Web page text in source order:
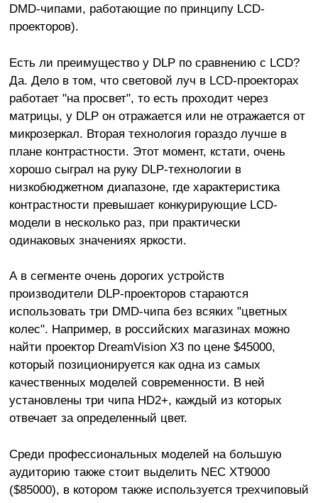
DMD-чипами, работающие по принципу LCD-
проекторов).
Есть ли преимущество у DLP по сравнению с LCD?
Да. Дело в том, что световой луч в LCD-проекторах
работает "на просвет", то есть проходит через
матрицы, у DLP он отражается или не отражается от
микрозеркал. Вторая технология гораздо лучше в
плане контрастности. Этот момент, кстати, очень
хорошо сыграл на руку DLP-технологии в
низкобюджетном диапазоне, где характеристика
контрастности превышает конкурирующие LCD-
модели в несколько раз, при практически
одинаковых значениях яркости.
А в сегменте очень дорогих устройств
производители DLP-проекторов стараются
использовать три DMD-чипа без всяких "цветных
колес". Например, в российских магазинах можно
найти проектор DreamVision X3 по цене $45000,
который позиционируется как одна из самых
качественных моделей современности. В ней
установлены три чипа HD2+, каждый из которых
отвечает за определенный цвет.
Среди профессиональных моделей на большую
аудиторию также стоит выделить NEC XT9000
($85000), в котором также используется трехчиповый